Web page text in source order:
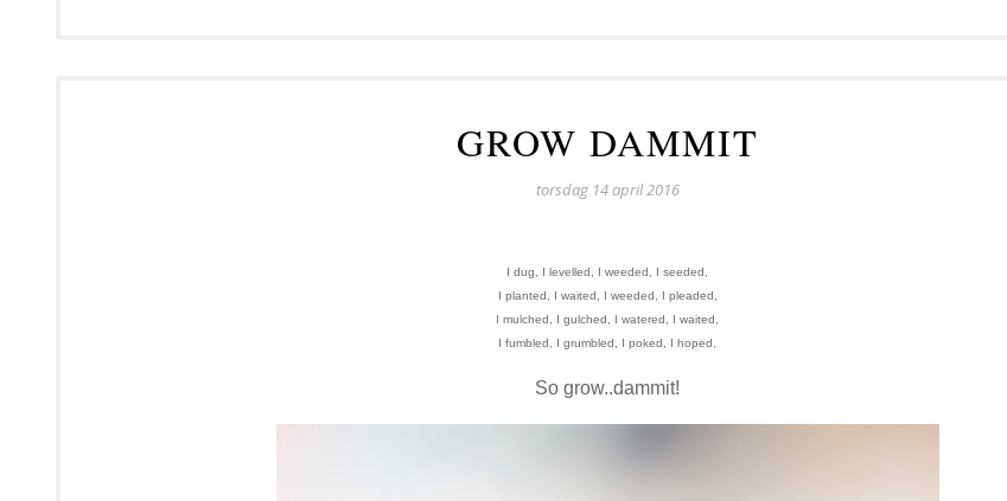
GROW DAMMIT
torsdag 14 april 2016
I dug, I levelled, I weeded, I seeded,
I planted, I waited, I weeded, I pleaded,
I mulched, I gulched, I watered, I waited,
I fumbled, I grumbled, I poked, I hoped,
So grow..dammit!